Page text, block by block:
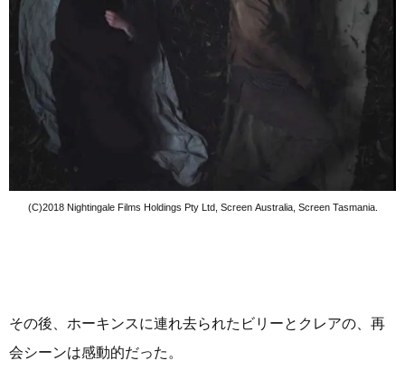
(C)2018 Nightingale Films Holdings Pty Ltd, Screen Australia, Screen Tasmania.
その後、ホーキンスに連れ去られたビリーとクレアの、再
会シーンは感動的だった。